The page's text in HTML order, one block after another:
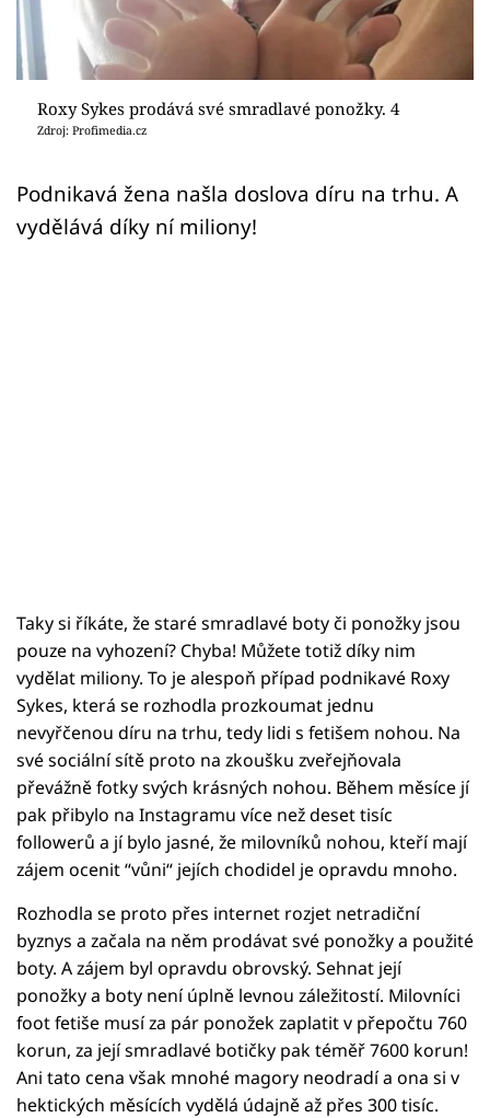
Sledujte prima+
Přihlášení
Sledujte nás
Roxy Sykes prodává své smradlavé ponožky. 4
Zdroj: Profimedia.cz
Podnikavá žena našla doslova díru na trhu. A
vydělává díky ní miliony!
Taky si říkáte, že staré smradlavé boty či ponožky jsou
pouze na vyhození? Chyba! Můžete totiž díky nim
vydělat miliony. To je alespoň případ podnikavé Roxy
Sykes, která se rozhodla prozkoumat jednu
nevyřčenou díru na trhu, tedy lidi s fetišem nohou. Na
své sociální sítě proto na zkoušku zveřejňovala
převážně fotky svých krásných nohou. Během měsíce jí
pak přibylo na Instagramu více než deset tisíc
followerů a jí bylo jasné, že milovníků nohou, kteří mají
zájem ocenit “vůni“ jejích chodidel je opravdu mnoho.
Rozhodla se proto přes internet rozjet netradiční
byznys a začala na něm prodávat své ponožky a použité
boty. A zájem byl opravdu obrovský. Sehnat její
ponožky a boty není úplně levnou záležitostí. Milovníci
foot fetiše musí za pár ponožek zaplatit v přepočtu 760
korun, za její smradlavé botičky pak téměř 7600 korun!
Ani tato cena však mnohé magory neodradí a ona si v
hektických měsících vydělá údajně až přes 300 tisíc.